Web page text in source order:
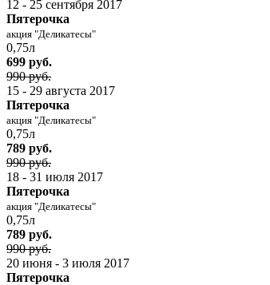
12 - 25 сентября 2017
Пятерочка
акция "Деликатесы"
0,75л
699 руб.
990 руб.
15 - 29 августа 2017
Пятерочка
акция "Деликатесы"
0,75л
789 руб.
990 руб.
18 - 31 июля 2017
Пятерочка
акция "Деликатесы"
0,75л
789 руб.
990 руб.
20 июня - 3 июля 2017
Пятерочка